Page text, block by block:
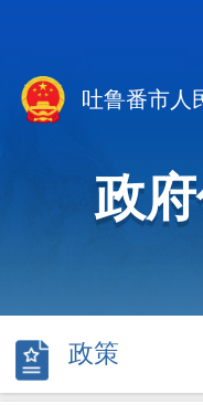
吐鲁番市人
政
政策